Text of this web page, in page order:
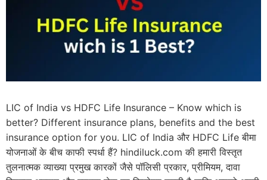
LIC of India vs HDFC Life Insurance – Know which is
better? Different insurance plans, benefits and the best
insurance option for you. LIC of India और HDFC Life बीमा
योजनाओं के बीच काफी स्पर्धा हैं? hindiluck.com की हमारी विस्तृत
तुलनात्मक व्याख्या प्रमुख कारकों जैसे पॉलिसी प्रकार, प्रीमियम, दावा